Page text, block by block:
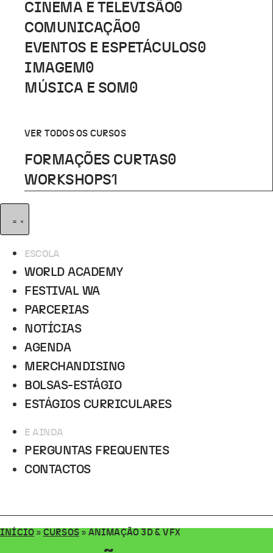
CINEMA E TELEVISÃO0
COMUNICAÇÃO0
EVENTOS E ESPETÁCULOS0
IMAGEM 0
MÚSICA E SOM 0
VER TODOS OS CURSOS
FORMAÇÕES CURTAS0
WORKSHOPS1
ESCOLA
WORLD ACADEMY
FESTIVAL WA
PARCERIAS
NOTÍCIAS
AGENDA
MERCHANDISING
BOLSAS-ESTÁGIO
ESTÁGIOS CURRICULARES
E AINDA
PERGUNTAS FREQUENTES
CONTACTOS
INÍCIO » CURSOS » ANIMAÇÃO 3D & VFX